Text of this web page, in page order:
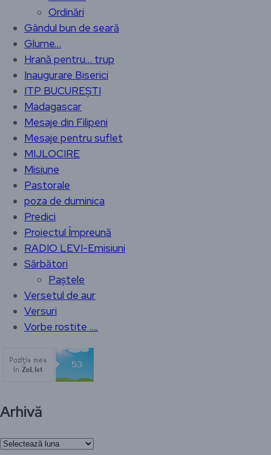
Ordinări
Gândul bun de seară
Glume…
Hrană pentru… trup
Inaugurare Biserici
ITP BUCUREȘTI
Madagascar
Mesaje din Filipeni
Mesaje pentru suflet
MIJLOCIRE
Misiune
Pastorale
poza de duminica
Predici
Proiectul Împreună
RADIO LEVI-Emisiuni
Sărbători
Paștele
Versetul de aur
Versuri
Vorbe rostite ….
Arhivă
Arhivă